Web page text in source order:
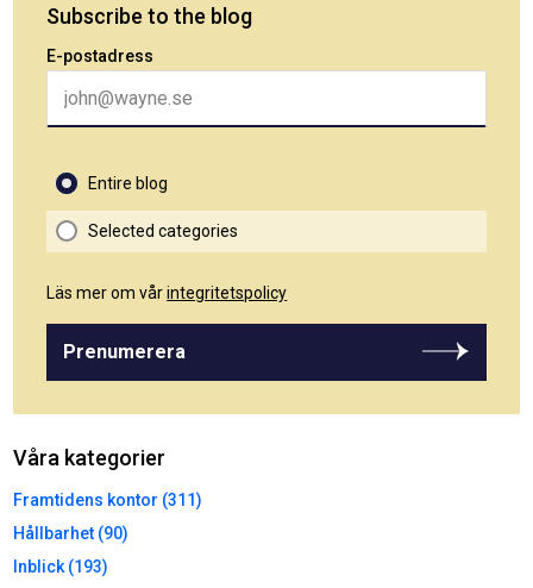
Subscribe to the blog
E-postadress
Entire blog
Selected categories
Läs mer om vårintegritetspolicy
Prenumerera
Våra kategorier
Framtidens kontor (311)
Hållbarhet (90)
Inblick (193)